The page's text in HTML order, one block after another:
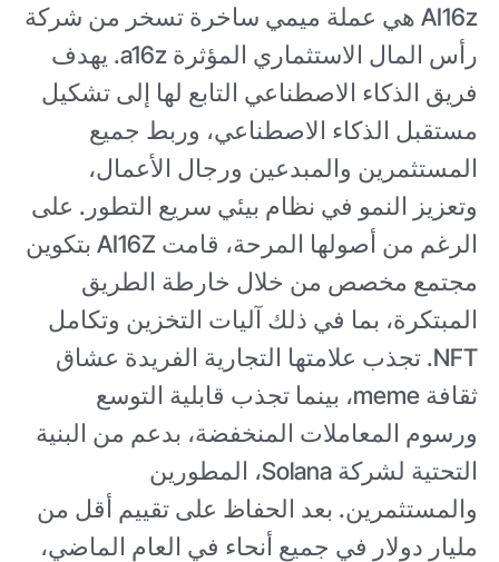
AI16z هي عملة ميمي ساخرة تسخر من شركة
رأس المال الاستثماري المؤثرة a16z. يهدف
فريق الذكاء الاصطناعي التابع لها إلى تشكيل
مستقبل الذكاء الاصطناعي، وربط جميع
المستثمرين والمبدعين ورجال الأعمال،
وتعزيز النمو في نظام بيئي سريع التطور. على
الرغم من أصولها المرحة، قامت AI16Z بتكوين
مجتمع مخصص من خلال خارطة الطريق
المبتكرة، بما في ذلك آليات التخزين وتكامل
NFT. تجذب علامتها التجارية الفريدة عشاق
ثقافة meme، بينما تجذب قابلية التوسع
ورسوم المعاملات المنخفضة، بدعم من البنية
التحتية لشركة Solana، المطورين
والمستثمرين. بعد الحفاظ على تقييم أقل من
مليار دولار في جميع أنحاء في العام الماضي،